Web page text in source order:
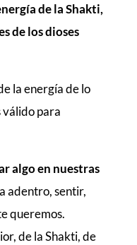
de la Shakti,
de los dioses
la energía de lo
válido para
algo en nuestras
adentro, sentir,
queremos.
de la Shakti, de